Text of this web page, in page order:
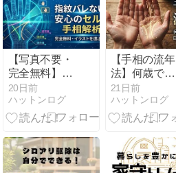
【写真不要・
完全無料】自
分でできる手
相占いの方
法！安全にセ
るツールを作
ってみた
20日前
ハットンログ
【手相の流年
法】何歳で何
が起こる？自
分で人生の転
機を読み解く
21日前
ハットンログ